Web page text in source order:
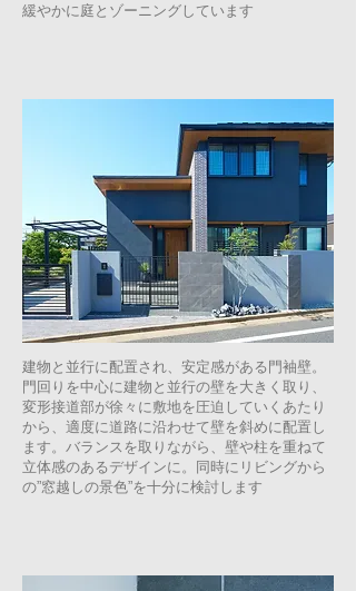
緩やかに庭とゾーニングしています
建物と並行に配置され、安定感がある門袖壁。
門回りを中心に建物と並行の壁を大きく取り、
変形接道部が徐々に敷地を圧迫していくあたり
から、適度に道路に沿わせて壁を斜めに配置し
ます。バランスを取りながら、壁や柱を重ねて
立体感のあるデザインに。同時にリビングから
の”窓越しの景色”を十分に検討します